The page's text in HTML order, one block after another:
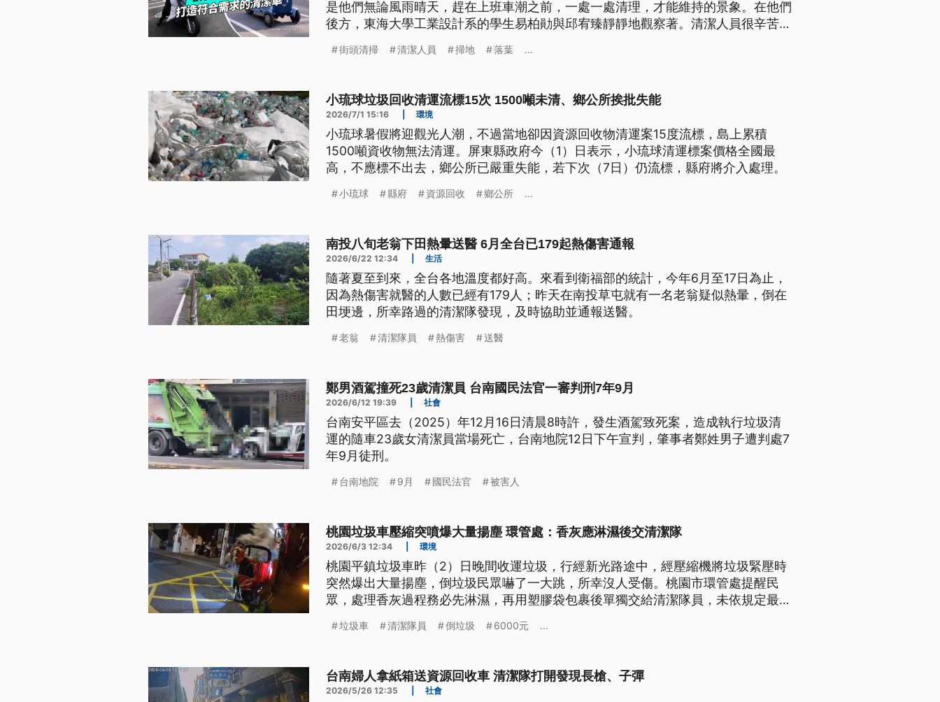
是他們無論風雨晴天，趕在上班車潮之前，一處一處清理，才能維持的景象。在他們
後方，東海大學工業設計系的學生易柏勛與邱宥臻靜靜地觀察著。清潔人員很辛苦，
街頭清掃 清潔人員 掃地 落葉 ...
小琉球垃圾回收清運流標15次 1500噸未清、鄉公所挨批失能
2026/7/1 15:16 環境
小琉球暑假將迎觀光人潮，不過當地卻因資源回收物清運案15度流標，島上累積
1500噸資收物無法清運。屏東縣政府今（1）日表示，小琉球清運標案價格全國最
高，不應標不出去，鄉公所已嚴重失能，若下次（7日）仍流標，縣府將介入處理。
小琉球 縣府 資源回收 鄉公所 ...
南投八旬老翁下田熱暈送醫 6月全台已179起熱傷害通報
2026/6/22 12:34 生活
隨著夏至到來，全台各地溫度都好高。來看到衛福部的統計，今年6月至17日為止，
因為熱傷害就醫的人數已經有179人；昨天在南投草屯就有一名老翁疑似熱暈，倒在
田埂邊，所幸路過的清潔隊發現，及時協助並通報送醫。
老翁 清潔隊員 熱傷害 送醫
鄭男酒駕撞死23歲清潔員 台南國民法官一審判刑7年9月
2026/6/12 19:39 社會
台南安平區去（2025）年12月16日清晨8時許，發生酒駕致死案，造成執行垃圾清
運的隨車23歲女清潔員當場死亡，台南地院12日下午宣判，肇事者鄭姓男子遭判處7
年9月徒刑。
台南地院 9月 國民法官 被害人
桃園垃圾車壓縮突噴爆大量揚塵 環管處：香灰應淋濕後交清潔隊
2026/6/3 12:34 環境
桃園平鎮垃圾車昨（2）日晚間收運垃圾，行經新光路途中，經壓縮機將垃圾緊壓時
突然爆出大量揚塵，倒垃圾民眾嚇了一大跳，所幸沒人受傷。桃園市環管處提醒民
眾，處理香灰過程務必先淋濕，再用塑膠袋包裹後單獨交給清潔隊員，未依規定最重
垃圾車 清潔隊員 倒垃圾 6000元 ...
台南婦人拿紙箱送資源回收車 清潔隊打開發現長槍、子彈
2026/5/26 12:35 社會